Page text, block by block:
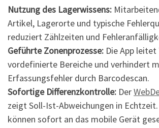
Nutzung des Lagerwissens:
Artikel, Lagerorte und typische
reduziert Zählzeiten und
Geführte Zonenprozesse: Die App
vordefinierte Bereiche und verhindert
Erfassungsfehler durch Barcodescan.
Sofortige Differenzkontrolle: Der
zeigt Soll-Ist-Abweichungen in
können sofort an das mobile Gerät